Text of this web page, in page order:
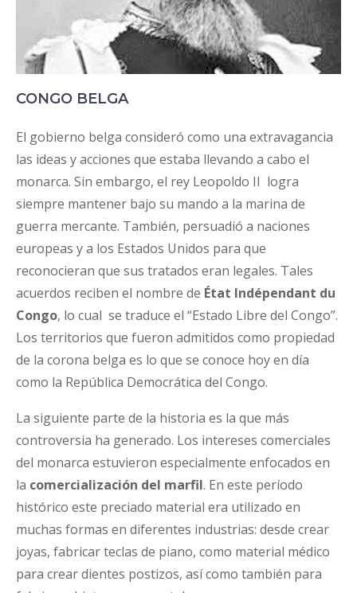
CONGO BELGA
El gobierno belga consideró como una extravagancia
las ideas y acciones que estaba llevando a cabo el
monarca. Sin embargo, el rey Leopoldo II logra
siempre mantener bajo su mando a la marina de
guerra mercante. También, persuadió a naciones
europeas y a los Estados Unidos para que
reconocieran que sus tratados eran legales. Tales
acuerdos reciben el nombre de État Indépendant du
Congo, lo cual se traduce el “Estado Libre del Congo”.
Los territorios que fueron admitidos como propiedad
de la corona belga es lo que se conoce hoy en día
como la República Democrática del Congo.
La siguiente parte de la historia es la que más
controversia ha generado. Los intereses comerciales
del monarca estuvieron especialmente enfocados en
la comercialización del marfil. En este período
histórico este preciado material era utilizado en
muchas formas en diferentes industrias: desde crear
joyas, fabricar teclas de piano, como material médico
para crear dientes postizos, así como también para